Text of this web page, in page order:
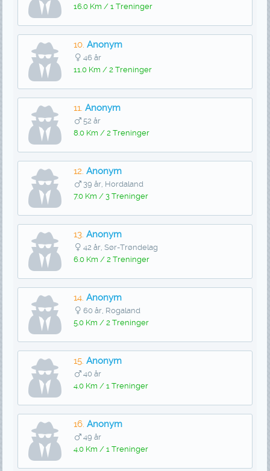
16.0 Km / 1 Treninger
10. Anonym
46 år
11.0 Km / 2 Treninger
11. Anonym
52 år
8.0 Km / 2 Treninger
12. Anonym
39 år, Hordaland
7.0 Km / 3 Treninger
13. Anonym
42 år, Sør-Trøndelag
6.0 Km / 2 Treninger
14. Anonym
60 år, Rogaland
5.0 Km / 2 Treninger
15. Anonym
40 år
4.0 Km / 1 Treninger
16. Anonym
49 år
4.0 Km / 1 Treninger